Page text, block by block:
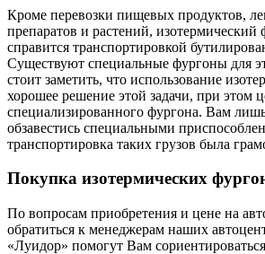
Кроме перевозки пищевых продуктов,
препаратов и растений, изотермический
справится транспортировкой
Существуют специальные фургоны для
стоит заметить, что использование
хорошее решение этой задачи, при этом
специализированного фургона. Вам
обзавестись специальными
транспортировка таких грузов была
Покупка изотермических
По вопросам приобретения и цене на
обратиться к менеджерам наших
«Луидор» помогут Вам